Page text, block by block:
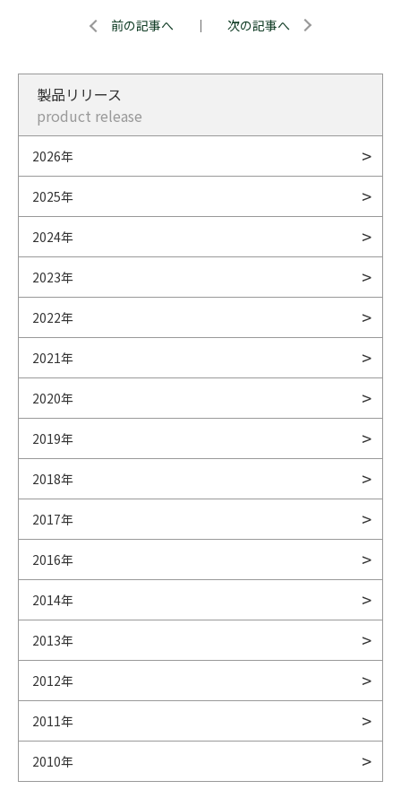
前の記事へ ｜ 次の記事へ
製品リリース
product release
2026年
2025年
2024年
2023年
2022年
2021年
2020年
2019年
2018年
2017年
2016年
2014年
2013年
2012年
2011年
2010年